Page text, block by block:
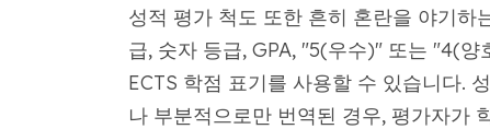
성적 평가 척도 또한 흔히 혼란을 야기하
급, 숫자 등급, GPA, "5(우수)" 또는 "4(
ECTS 학점 표기를 사용할 수 있습니다.
나 부분적으로만 번역된 경우, 평가자가